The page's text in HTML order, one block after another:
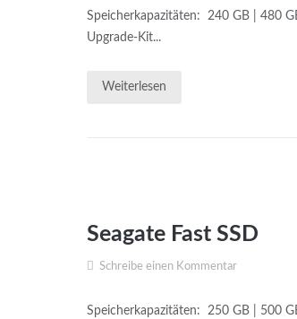
Speicherkapazitäten: 240 GB | 480
Upgrade-Kit...
Weiterlesen
Seagate Fast SSD
Schreibe einen Kommentar
Speicherkapazitäten: 250 GB | 500